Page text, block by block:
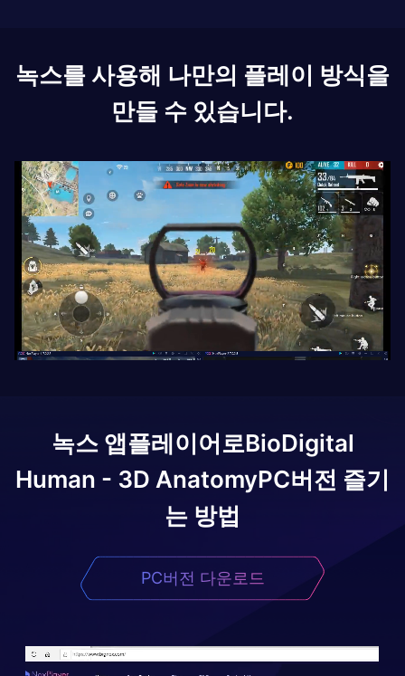
녹스를 사용해 나만의 플레이 방식을
만들 수 있습니다.
녹스 앱플레이어로BioDigital
Human - 3D AnatomyPC버전 즐기
는 방법
PC버전 다운로드